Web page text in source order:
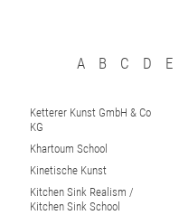
A B C D E
Ketterer Kunst GmbH & Co
KG
Khartoum School
Kinetische Kunst
Kitchen Sink Realism /
Kitchen Sink School